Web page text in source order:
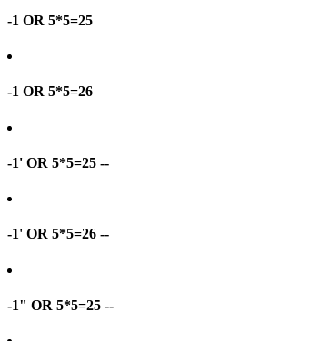
-1 OR 5*5=25
-1 OR 5*5=26
-1' OR 5*5=25 --
-1' OR 5*5=26 --
-1" OR 5*5=25 --